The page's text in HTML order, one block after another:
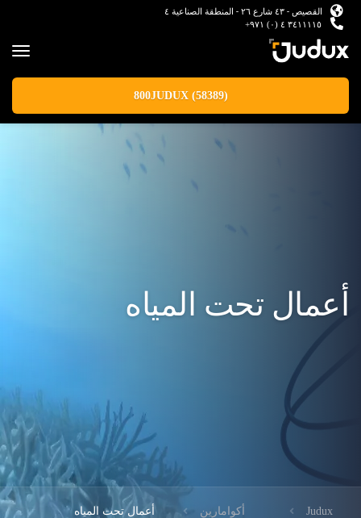
القصيص - ٤٣ شارع ٢٦ - المنطقة الصناعية ٤
٣٤١١١١٥ ٤ (٠) ٩٧١+
800JUDUX (58389)
أعمال تحت المياه
Judux أكوامارين أعمال تحت المياه